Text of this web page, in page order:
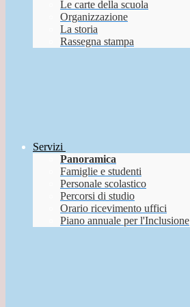
Le carte della scuola
Organizzazione
La storia
Rassegna stampa
Servizi
Panoramica
Famiglie e studenti
Personale scolastico
Percorsi di studio
Orario ricevimento uffici
Piano annuale per l'Inclusione